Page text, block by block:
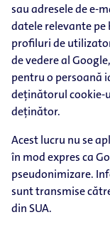
sau adresele de e-
datele relevante pe
profiluri de
de vedere al
pentru o persoană
deținătorul cookie-
deținător.
Acest lucru nu se
în mod expres ca
pseudonimizare.
sunt transmise
din SUA.